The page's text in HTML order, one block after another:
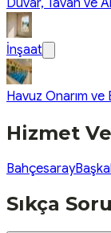
İnşaat
Havuz Onarım ve
Hizmet
Bahçesaray
Sıkça